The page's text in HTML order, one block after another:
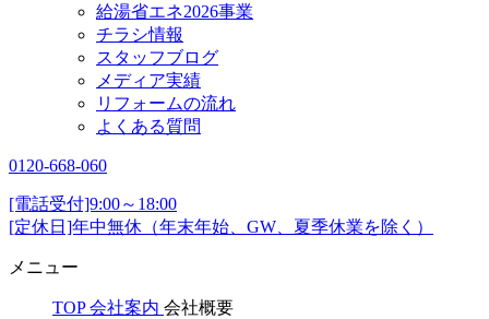
給湯省エネ2026事業
チラシ情報
スタッフブログ
メディア実績
リフォームの流れ
よくある質問
0120-668-060
[電話受付]9:00～18:00
[定休日]年中無休（年末年始、GW、夏季休業を除く）
メニュー
TOP 会社案内 会社概要